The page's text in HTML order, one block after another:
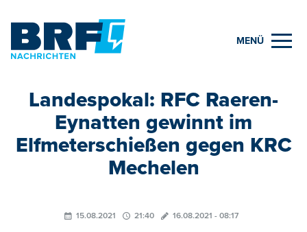
MENÜ
Landespokal: RFC Raeren-
Eynatten gewinnt im
Elfmeterschießen gegen KRC
Mechelen
15.08.2021 21:40 16.08.2021 - 08:17